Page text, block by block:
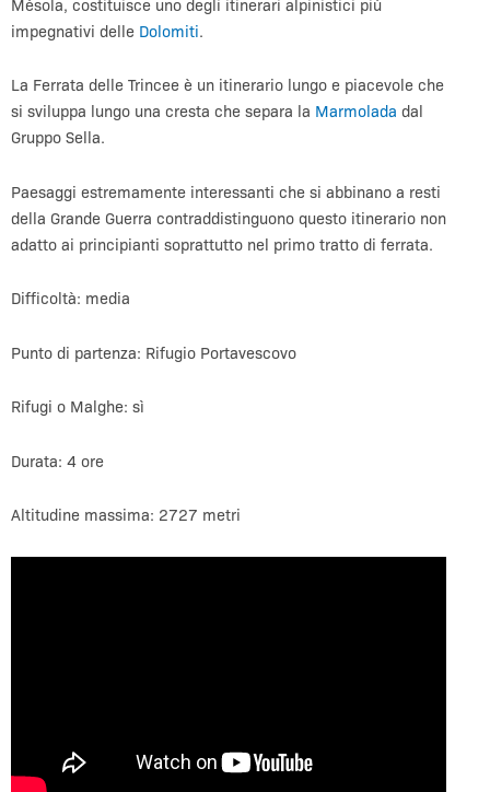
Mésola, costituisce uno degli itinerari alpinistici più
impegnativi delle Dolomiti.
La Ferrata delle Trincee è un itinerario lungo e piacevole che
si sviluppa lungo una cresta che separa la Marmolada dal
Gruppo Sella.
Paesaggi estremamente interessanti che si abbinano a resti
della Grande Guerra contraddistinguono questo itinerario non
adatto ai principianti soprattutto nel primo tratto di ferrata.
Difficoltà: media
Punto di partenza: Rifugio Portavescovo
Rifugi o Malghe: sì
Durata: 4 ore
Altitudine massima: 2727 metri